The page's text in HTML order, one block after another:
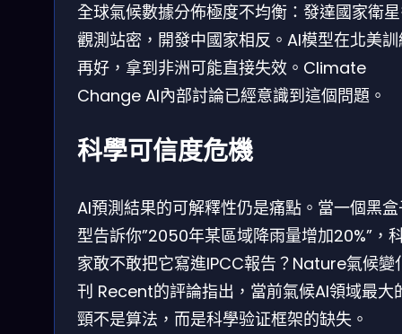
全球氣候數據分佈極度不均衡：發達國家衛
觀測站密，開發中國家相反。AI模型在北美
再好，拿到非洲可能直接失效。Climate
Change AI內部討論已經意識到這個問題。
科學可信度危機
AI預測結果的可解釋性仍是痛點。當一個黑
型告訴你”2050年某區域降雨量增加20%”，
家敢不敢把它寫進IPCC報告？Nature氣候變
刊 Recent的評論指出，當前氣候AI領域最大
頸不是算法，而是科學验证框架的缺失。